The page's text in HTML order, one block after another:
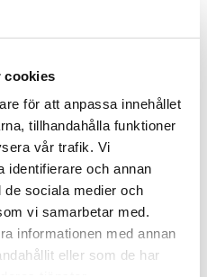
cookies
för att anpassa innehållet
tillhandahålla funktioner
vår trafik. Vi
identifierare och annan
de sociala medier och
vi samarbetar med.
informationen med annan
eller som de har
2 st Reservera
0 st Ej i lager
Kan hämtas om en timme
Inom butikens öppettider